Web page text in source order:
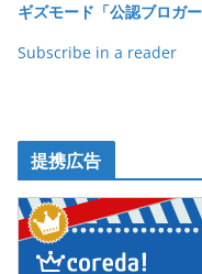
ギズモード「公認ブロガー
Subscribe in a reader
提携広告